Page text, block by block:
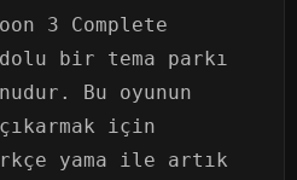
3 Complete
bir tema parkı
Bu oyunun
için
yama ile artık